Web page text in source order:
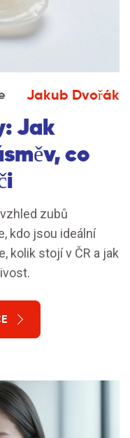
Jakub Dvořák
Jak
co
zubů
kdo jsou ideální
kolik stojí v ČR a jak